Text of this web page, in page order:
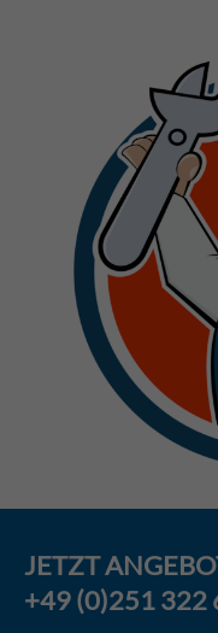
JETZT
+49 (0)251 322